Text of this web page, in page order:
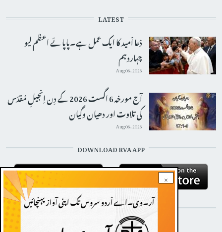
×
LATEST
دْعا اْمید کا ایک عمل ہے۔پاپائے اعظم لیو
چہاردہم
Aug 06, 2026
آج مورخہ 6 اگست 2026 کے دِن اِنجیلِ مُقدّس
کی تلاوت اور دھیان وگیان
Aug 06, 2026
DOWNLOAD RVA APP
STAY CONNECTED WITH US!